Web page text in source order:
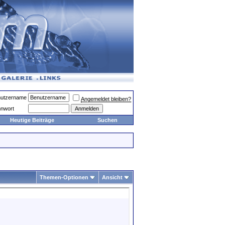
Angemeldet bleiben?
Heutige Beiträge
Suchen
Themen-Optionen Ansicht